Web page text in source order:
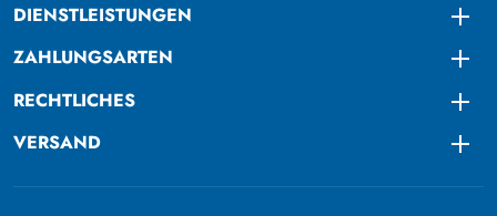
DIENSTLEISTUNGEN
ZAHLUNGSARTEN
RECHTLICHES
VERSAND